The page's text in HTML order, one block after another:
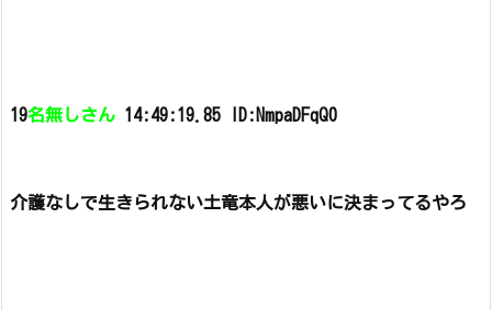
19名無しさん 14:49:19.85 ID:NmpaDFqQ0
介護なしで生きられない土竜本人が悪いに決まってるやろ